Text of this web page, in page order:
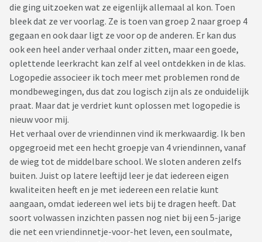
die ging uitzoeken wat ze eigenlijk allemaal al kon. Toen
bleek dat ze ver voorlag. Ze is toen van groep 2 naar groep 4
gegaan en ook daar ligt ze voor op de anderen. Er kan dus
ook een heel ander verhaal onder zitten, maar een goede,
oplettende leerkracht kan zelf al veel ontdekken in de klas.
Logopedie associeer ik toch meer met problemen rond de
mondbewegingen, dus dat zou logisch zijn als ze onduidelijk
praat. Maar dat je verdriet kunt oplossen met logopedie is
nieuw voor mij.
Het verhaal over de vriendinnen vind ik merkwaardig. Ik ben
opgegroeid met een hecht groepje van 4 vriendinnen, vanaf
de wieg tot de middelbare school. We sloten anderen zelfs
buiten. Juist op latere leeftijd leer je dat iedereen eigen
kwaliteiten heeft en je met iedereen een relatie kunt
aangaan, omdat iedereen wel iets bij te dragen heeft. Dat
soort volwassen inzichten passen nog niet bij een 5-jarige
die net een vriendinnetje-voor-het leven, een soulmate,